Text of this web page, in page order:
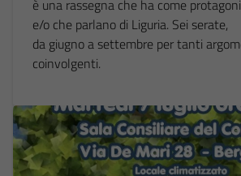
è una rassegna che ha come
e/o che parlano di Liguria. Sei serate,
da giugno a settembre per tanti
coinvolgenti.